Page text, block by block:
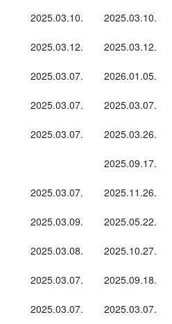
2025.03.10.
2025.03.10.
2025.03.12.
2025.03.12.
2025.03.07.
2026.01.05.
2025.03.07.
2025.03.07.
2025.03.07.
2025.03.26.
2025.09.17.
2025.03.07.
2025.11.26.
2025.03.09.
2025.05.22.
2025.03.08.
2025.10.27.
2025.03.07.
2025.09.18.
2025.03.07. 2025.03.07.